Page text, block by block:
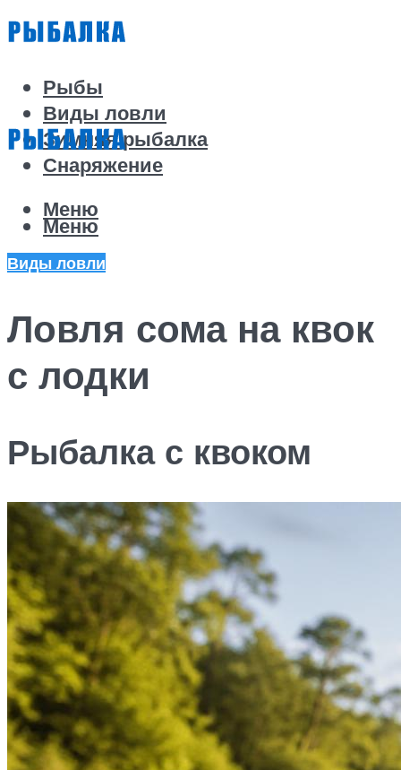
Рыбы
Виды ловли
Зимняя рыбалка
Снаряжение
Меню
Меню
Виды ловли
Ловля сома на квок
с лодки
Рыбалка с квоком